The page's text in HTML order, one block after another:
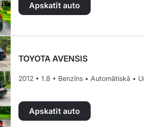
Apskatīt auto
TOYOTA AVENSIS
2012 • 1.8 • Benzīns • Automātiskā •
Apskatīt auto